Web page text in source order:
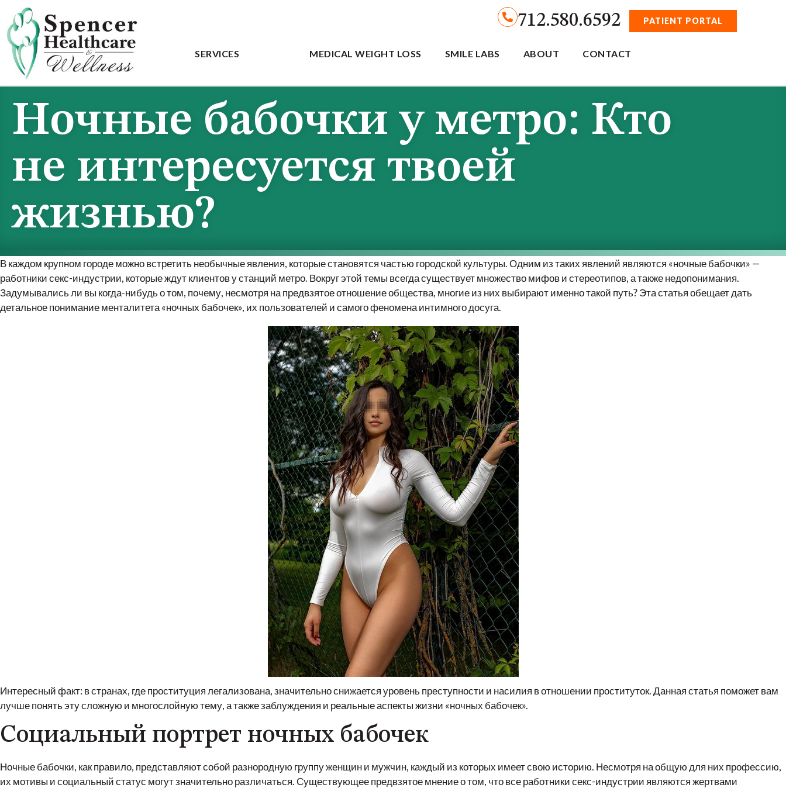
712.580.6592 PATIENT PORTAL
SERVICES MEDICAL WEIGHT LOSS SMILE LABS ABOUT CONTACT
Ночные бабочки у метро: Кто
не интересуется твоей
жизнью?
В каждом крупном городе можно встретить необычные явления, которые становятся частью городской культуры. Одним из таких явлений являются «ночные бабочки» —
работники секс-индустрии, которые ждут клиентов у станций метро. Вокруг этой темы всегда существует множество мифов и стереотипов, а также недопонимания.
Задумывались ли вы когда-нибудь о том, почему, несмотря на предвзятое отношение общества, многие из них выбирают именно такой путь? Эта статья обещает дать
детальное понимание менталитета «ночных бабочек», их пользователей и самого феномена интимного досуга.
Интересный факт: в странах, где проституция легализована, значительно снижается уровень преступности и насилия в отношении проституток. Данная статья поможет вам
лучше понять эту сложную и многослойную тему, а также заблуждения и реальные аспекты жизни «ночных бабочек».
Социальный портрет ночных бабочек
Ночные бабочки, как правило, представляют собой разнородную группу женщин и мужчин, каждый из которых имеет свою историю. Несмотря на общую для них профессию,
их мотивы и социальный статус могут значительно различаться. Существующее предвзятое мнение о том, что все работники секс-индустрии являются жертвами